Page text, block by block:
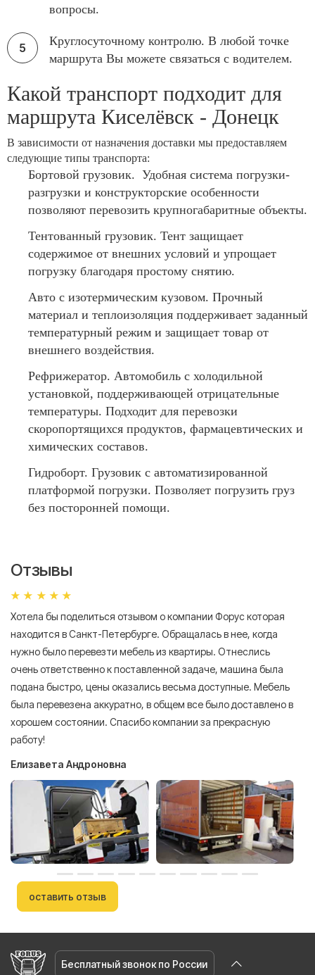
вопросы.
Круглосуточному контролю. В любой точке
маршрута Вы можете связаться с водителем.
Какой транспорт подходит для
маршрута Киселёвск - Донецк
В зависимости от назначения доставки мы предоставляем
следующие типы транспорта:
Бортовой грузовик. Удобная система погрузки-
разгрузки и конструкторские особенности
позволяют перевозить крупногабаритные объекты.
Тентованный грузовик. Тент защищает
содержимое от внешних условий и упрощает
погрузку благодаря простому снятию.
Авто с изотермическим кузовом. Прочный
материал и теплоизоляция поддерживает заданный
температурный режим и защищает товар от
внешнего воздействия.
Рефрижератор. Автомобиль с холодильной
установкой, поддерживающей отрицательные
температуры. Подходит для перевозки
скоропортящихся продуктов, фармацевтических и
химических составов.
Гидроборт. Грузовик с автоматизированной
платформой погрузки. Позволяет погрузить груз
без посторонней помощи.
Отзывы
Хотела бы поделиться отзывом о компании Форус которая
находится в Санкт-Петербурге. Обращалась в нее, когда
нужно было перевезти мебель из квартиры. Отнеслись
очень ответственно к поставленной задаче, машина была
подана быстро, цены оказались весьма доступные. Мебель
была перевезена аккуратно, в общем все было доставлено в
хорошем состоянии. Спасибо компании за прекрасную
работу!
Елизавета Андроновна
оставить отзыв
Бесплатный звонок по России